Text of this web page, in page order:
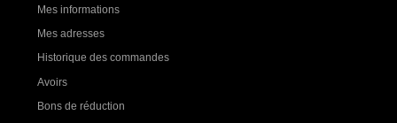
Mes informations
Mes adresses
Historique des commandes
Avoirs
Bons de réduction